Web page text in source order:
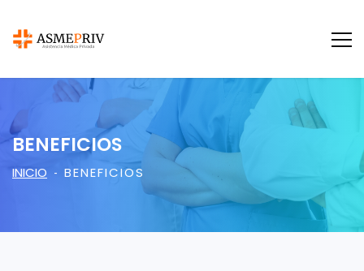
BENEFICIOS
INICIO BENEFICIOS